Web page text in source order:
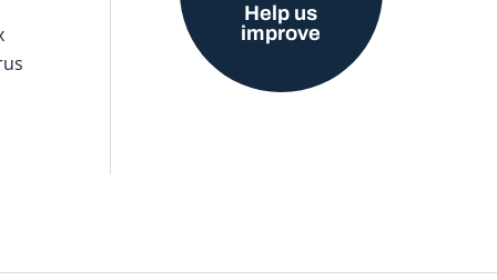
Help us
improve